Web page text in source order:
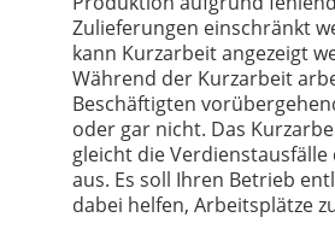
Zulieferungen einschränkt
kann Kurzarbeit angezeigt
Während der Kurzarbeit
Beschäftigten
oder gar nicht. Das
gleicht die
aus. Es soll Ihren Betrieb
dabei helfen, Arbeitsplätze